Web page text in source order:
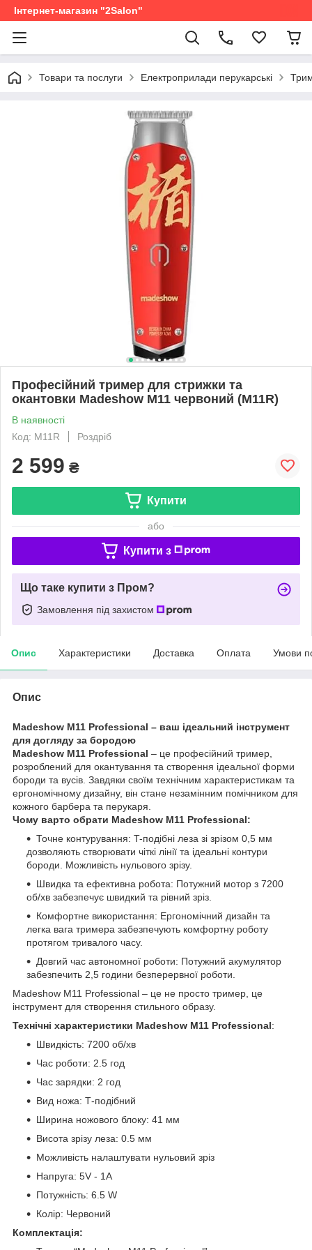
Інтернет-магазин "2Salon"
Товари та послуги Електроприлади перукарські
Професійний тример для стрижки та
окантовки Madeshow M11 червоний (M11R)
В наявності
Код: M11R
Роздріб
2 599 ₴
Купити
або
Купити з
Що таке купити з Пром?
Замовлення під захистом
Опис Характеристики Доставка Оплата Умови
Опис
Madeshow M11 Professional – ваш ідеальний інструмент
для догляду за бородою
Madeshow M11 Professional – це професійний тример,
розроблений для окантування та створення ідеальної форми
бороди та вусів. Завдяки своїм технічним характеристикам та
ергономічному дизайну, він стане незамінним помічником для
кожного барбера та перукаря.
Чому варто обрати Madeshow M11 Professional:
Точне контурування: T-подібні леза зі зрізом 0,5 мм
дозволяють створювати чіткі лінії та ідеальні контури
бороди. Можливість нульового зрізу.
Швидка та ефективна робота: Потужний мотор з 7200
об/хв забезпечує швидкий та рівний зріз.
Комфортне використання: Ергономічний дизайн та
легка вага тримера забезпечують комфортну роботу
протягом тривалого часу.
Довгий час автономної роботи: Потужний акумулятор
забезпечить 2,5 години безперервної роботи.
Madeshow M11 Professional – це не просто тример, це
інструмент для створення стильного образу.
Технічні характеристики Madeshow M11 Professional:
Швидкість: 7200 об/хв
Час роботи: 2.5 год
Час зарядки: 2 год
Вид ножа: Т-подібний
Ширина ножового блоку: 41 мм
Висота зрізу леза: 0.5 мм
Можливість налаштувати нульовий зріз
Напруга: 5V - 1A
Потужність: 6.5 W
Колір: Червоний
Комплектація: